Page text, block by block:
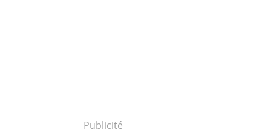
Publicité